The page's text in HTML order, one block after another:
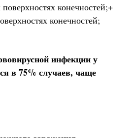
конечностей;+
конечностей;
инфекции у
в 75% случаев, чаще